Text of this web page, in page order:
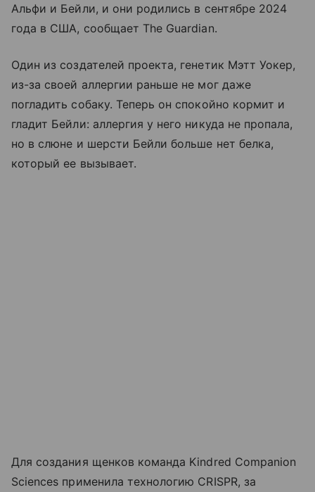
Альфи и Бейли, и они родились в сентябре 2024
года в США, сообщает The Guardian.
Один из создателей проекта, генетик Мэтт Уокер,
из-за своей аллергии раньше не мог даже
погладить собаку. Теперь он спокойно кормит и
гладит Бейли: аллергия у него никуда не пропала,
но в слюне и шерсти Бейли больше нет белка,
который ее вызывает.
Для создания щенков команда Kindred Companion
Sciences применила технологию CRISPR, за